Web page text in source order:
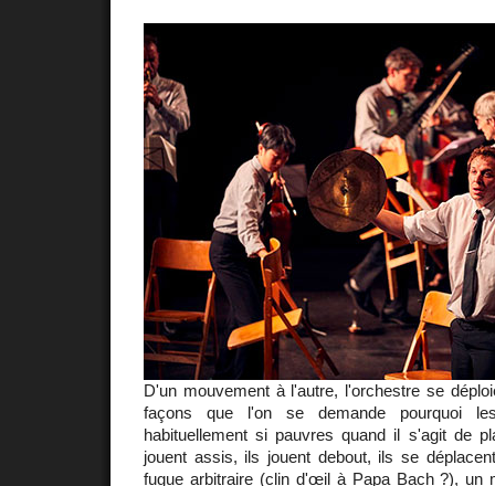
D'un mouvement à l'autre, l'orchestre se
façons que l'on se demande pourquoi
habituellement si pauvres quand il s'agit de
jouent assis, ils jouent debout, ils se
fugue arbitraire (clin d'œil à Papa Bach ?), un